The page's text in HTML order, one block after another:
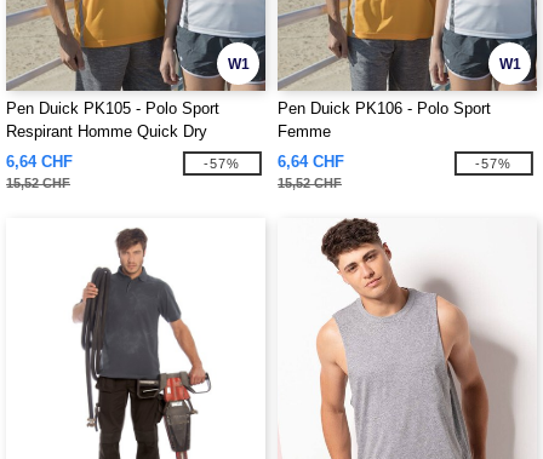
W1
Pen Duick PK105 - Polo Sport
Respirant Homme Quick Dry
6,64 CHF
15,52 CHF
-57%
W1
Pen Duick PK106 - Polo Sport
Femme
6,64 CHF
15,52 CHF
-57%